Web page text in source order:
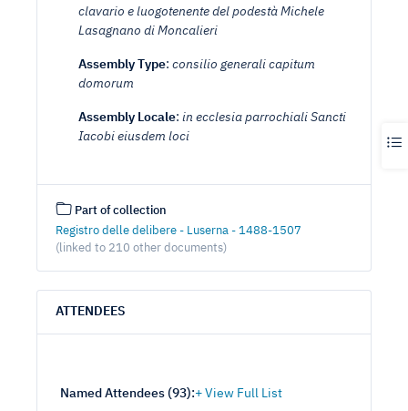
clavario e luogotenente del podestà Michele
Lasagnano di Moncalieri
Assembly Type: consilio generali capitum
domorum
Assembly Locale: in ecclesia parrochiali Sancti
Iacobi eiusdem loci
Part of collection
Registro delle delibere - Luserna - 1488-1507
(linked to 210 other documents)
ATTENDEES
Named Attendees (93):